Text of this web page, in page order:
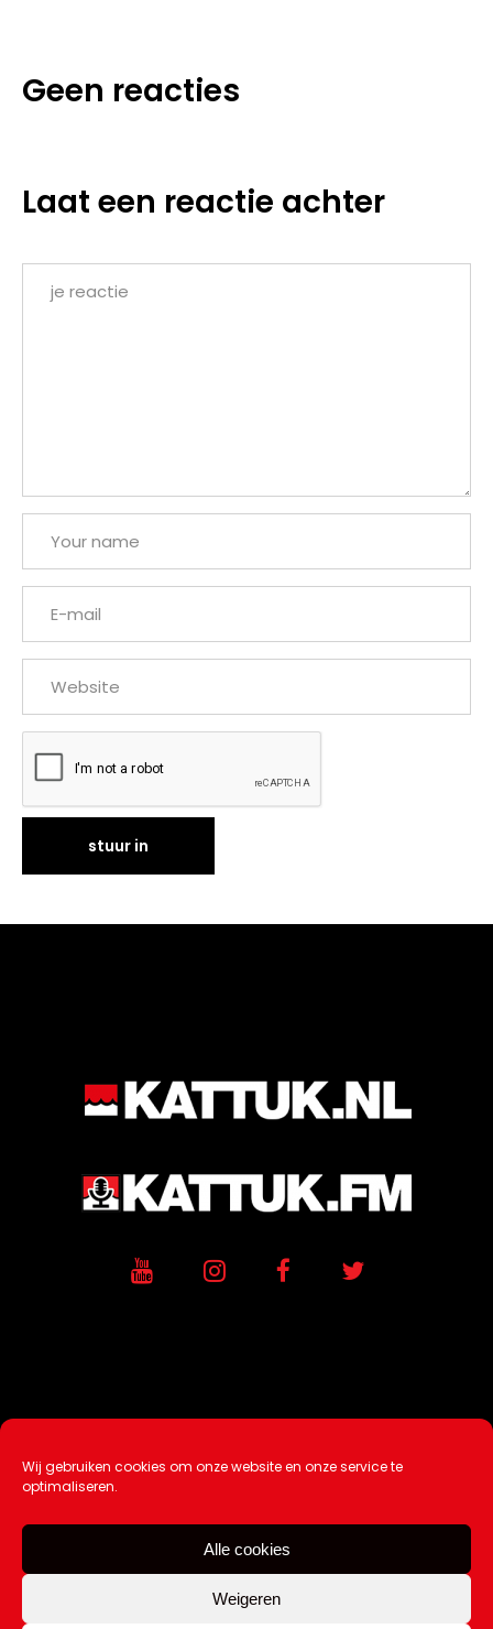
Wij gebruiken cookies om onze website en onze service te
optimaliseren.
Alle cookies
Weigeren
Geen reacties
Laat een reactie achter
Ontwikkeling / Hosting doorAtSea
Over Ons |Tip de redactie
Contact